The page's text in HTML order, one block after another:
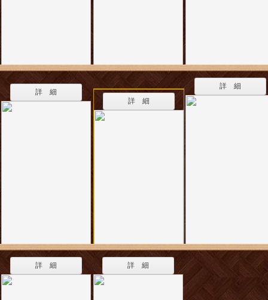
詳 細
詳 細
詳 細
詳 細 詳 細